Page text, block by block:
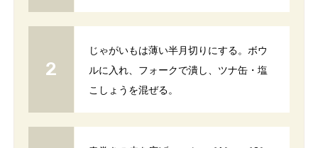
じゃがいもは薄い半月切りにする。ボウ
ルに入れ、フォークで潰し、ツナ缶・塩
こしょうを混ぜる。